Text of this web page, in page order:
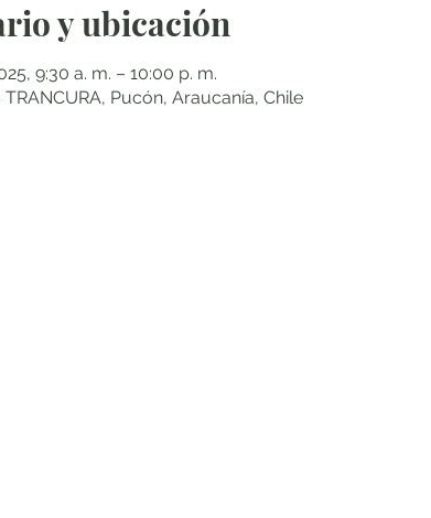
y ubicación
9:30 a. m. – 10:00 p. m.
TRANCURA, Pucón, Araucanía, Chile